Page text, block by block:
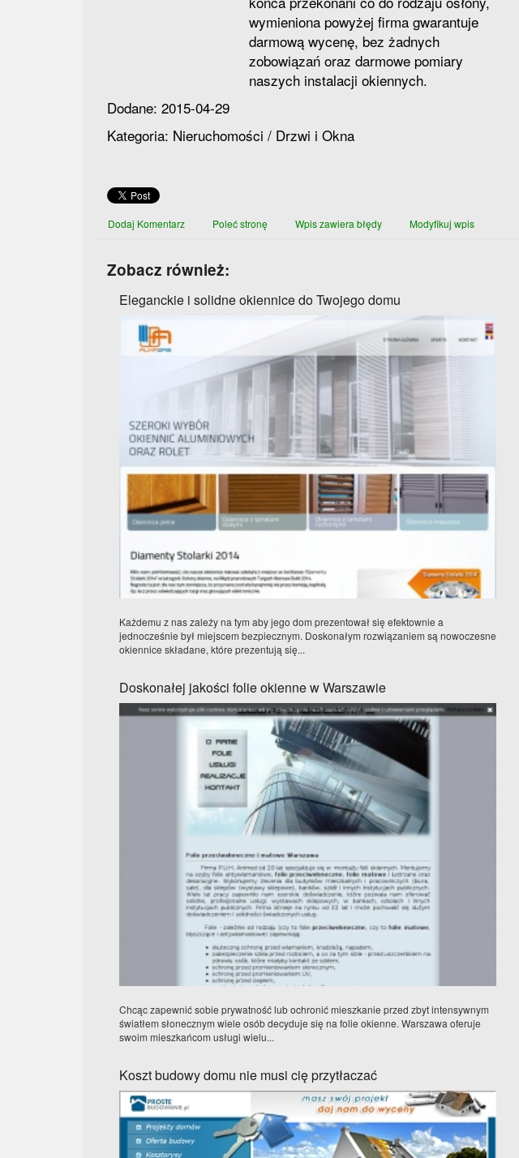
wymieniona powyżej firma gwarantuje
darmową wycenę, bez żadnych
zobowiązań oraz darmowe pomiary
naszych instalacji okiennych.
Dodane: 2015-04-29
Kategoria: Nieruchomości / Drzwi i Okna
Dodaj Komentarz Poleć stronę Wpis zawiera błędy Modyfikuj wpis
Zobacz również:
Eleganckie i solidne okiennice do Twojego domu
Każdemu z nas zależy na tym aby jego dom prezentował się efektownie a
jednocześnie był miejscem bezpiecznym. Doskonałym rozwiązaniem są nowoczesne
okiennice składane, które prezentują się...
Doskonałej jakości folie okienne w Warszawie
Chcąc zapewnić sobie prywatność lub ochronić mieszkanie przed zbyt intensywnym
światłem słonecznym wiele osób decyduje się na folie okienne. Warszawa oferuje
swoim mieszkańcom usługi wielu...
Koszt budowy domu nie musi cię przytłaczać